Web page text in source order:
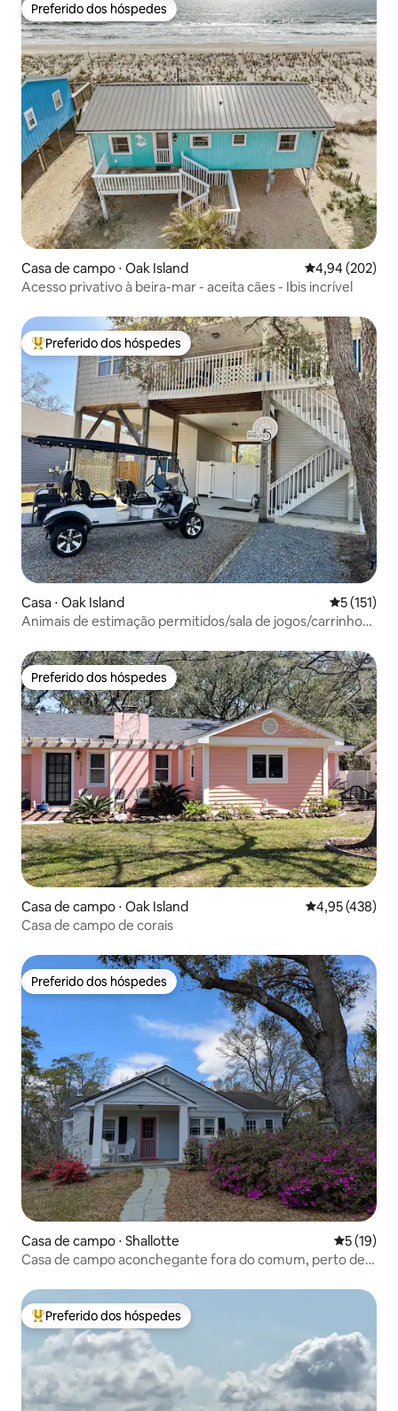
Preferido dos hóspedes
Preferido dos hóspedes
Casa de campo ⋅ Oak Island 4,94 de uma
4,94 (202)
Acesso privativo à beira-mar - aceita cães - Ibis incrível
Entre os melhores preferidos dos hóspedes
Preferido dos hóspedes
Casa ⋅ Oak Island 5 de uma
5 (151)
Animais de estimação permitidos/sala de jogos/carrinho
Preferido dos hóspedes
Preferido dos hóspedes
Casa de campo ⋅ Oak Island 4,95 de uma
4,95 (438)
Casa de campo de corais
Preferido dos hóspedes
Preferido dos hóspedes
Casa de campo ⋅ Shallotte 5 de uma
5 (19)
Casa de campo aconchegante fora do comum, perto de
Entre os melhores preferidos dos hóspedes
Preferido dos hóspedes